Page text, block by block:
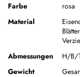
Farbe
rosa
Material
Abmessungen
H/B/
Gewicht